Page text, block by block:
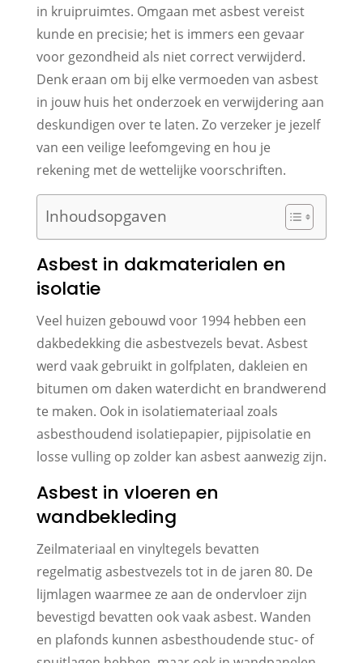
in kruipruimtes. Omgaan met asbest vereist
kunde en precisie; het is immers een gevaar
voor gezondheid als niet correct verwijderd.
Denk eraan om bij elke vermoeden van asbest
in jouw huis het onderzoek en verwijdering aan
deskundigen over te laten. Zo verzeker je jezelf
van een veilige leefomgeving en hou je
rekening met de wettelijke voorschriften.
Inhoudsopgaven
Asbest in dakmaterialen en
isolatie
Veel huizen gebouwd voor 1994 hebben een
dakbedekking die asbestvezels bevat. Asbest
werd vaak gebruikt in golfplaten, dakleien en
bitumen om daken waterdicht en brandwerend
te maken. Ook in isolatiemateriaal zoals
asbesthoudend isolatiepapier, pijpisolatie en
losse vulling op zolder kan asbest aanwezig zijn.
Asbest in vloeren en
wandbekleding
Zeilmateriaal en vinyltegels bevatten
regelmatig asbestvezels tot in de jaren 80. De
lijmlagen waarmee ze aan de ondervloer zijn
bevestigd bevatten ook vaak asbest. Wanden
en plafonds kunnen asbesthoudende stuc- of